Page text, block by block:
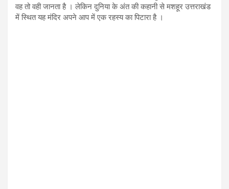
वह तो वही जानता है । लेकिन दुनिया के अंत की कहानी से मशहूर उत्तराखंड
में स्थित यह मंदिर अपने आप में एक रहस्य का पिटारा है ।